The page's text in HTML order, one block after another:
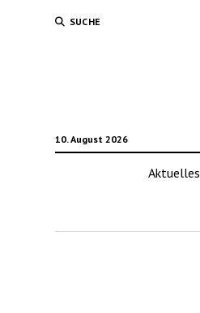
SUCHE
10. August 2026
Aktuelles